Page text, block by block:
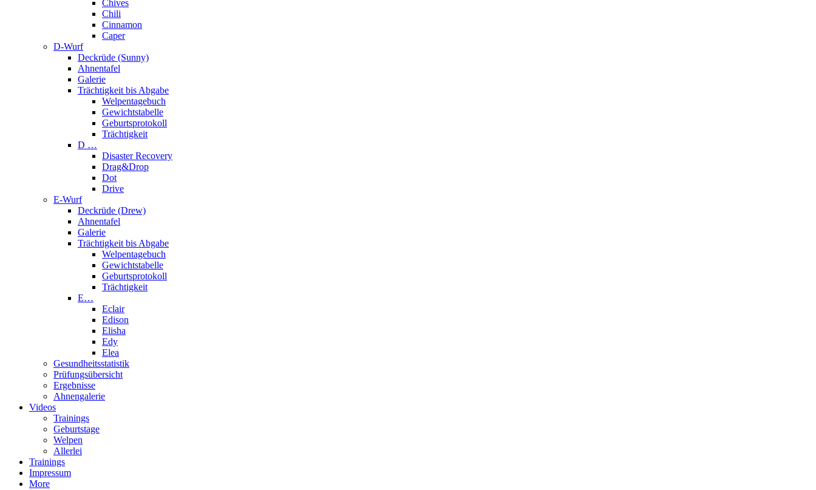
Chives
Chili
Cinnamon
Caper
D-Wurf
Deckrüde (Sunny)
Ahnentafel
Galerie
Trächtigkeit bis Abgabe
Welpentagebuch
Gewichtstabelle
Geburtsprotokoll
Trächtigkeit
D …
Disaster Recovery
Drag&Drop
Dot
Drive
E-Wurf
Deckrüde (Drew)
Ahnentafel
Galerie
Trächtigkeit bis Abgabe
Welpentagebuch
Gewichtstabelle
Geburtsprotokoll
Trächtigkeit
E…
Eclair
Edison
Elisha
Edy
Elea
Gesundheitsstatistik
Prüfungsübersicht
Ergebnisse
Ahnengalerie
Videos
Trainings
Geburtstage
Welpen
Allerlei
Trainings
Impressum
More